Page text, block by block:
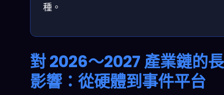
種。
對 2026～2027 產業鏈的
影響：從硬體到事件平台